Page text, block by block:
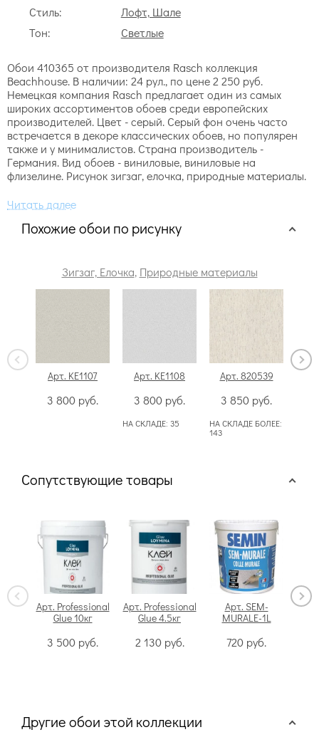
Стиль:
Лофт, Шале
Тон:
Светлые
Обои 410365 от производителя Rasch коллекция
Beachhouse. В наличии: 24 рул., по цене 2 250 руб.
Немецкая компания Rasch предлагает один из самых
широких ассортиментов обоев среди европейских
производителей. Цвет - серый. Серый фон очень часто
встречается в декоре классических обоев, но популярен
также и у минималистов. Страна производитель -
Германия. Вид обоев - виниловые, виниловые на
флизелине. Рисунок зигзаг, елочка, природные материалы.
Похожие обои по рисунку
Зигзаг, Елочка, Природные материалы
Арт. KE1107
3 800 руб.
Арт. KE1108
3 800 руб.
НА СКЛАДЕ: 35
Арт. 820539
3 850 руб.
НА СКЛАДЕ БОЛЕЕ:
143
Сопутствующие товары
Арт. Professional
Glue 10кг
3 500 руб.
Арт. Professional
Glue 4.5кг
2 130 руб.
Арт. SEM-
MURALE-1L
720 руб.
Другие обои этой коллекции